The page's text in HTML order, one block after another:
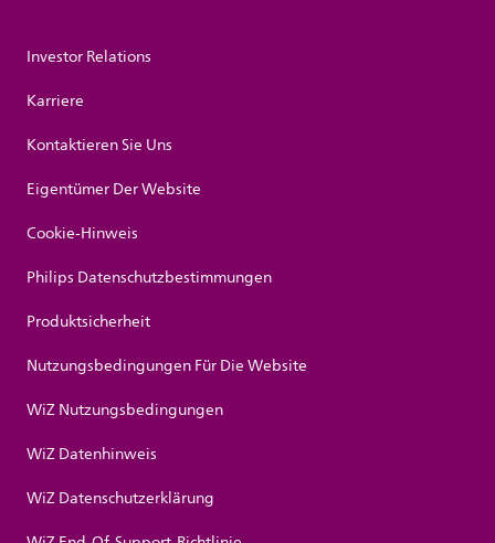
Investor Relations
Karriere
Kontaktieren Sie Uns
Eigentümer Der Website
Cookie-Hinweis
Philips Datenschutzbestimmungen
Produktsicherheit
Nutzungsbedingungen Für Die Website
WiZ Nutzungsbedingungen
WiZ Datenhinweis
WiZ Datenschutzerklärung